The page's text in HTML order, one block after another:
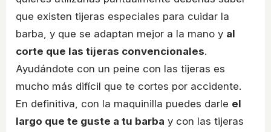
que existen tijeras especiales para cuidar la
barba, y que se adaptan mejor a la mano y al
corte que las tijeras convencionales.
Ayudándote con un peine con las tijeras es
mucho más difícil que te cortes por accidente.
En definitiva, con la maquinilla puedes darle el
largo que te guste a tu barba y con las tijeras